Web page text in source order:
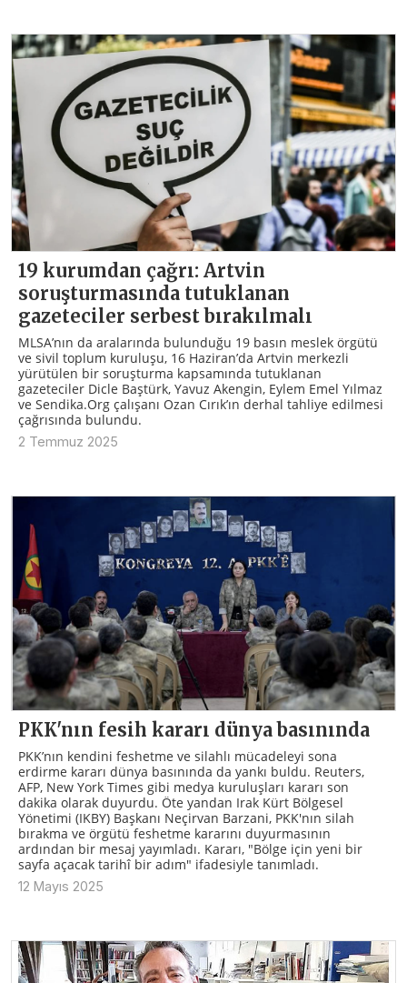
19 kurumdan çağrı: Artvin
soruşturmasında tutuklanan
gazeteciler serbest bırakılmalı
MLSA’nın da aralarında bulunduğu 19 basın meslek örgütü
ve sivil toplum kuruluşu, 16 Haziran’da Artvin merkezli
yürütülen bir soruşturma kapsamında tutuklanan
gazeteciler Dicle Baştürk, Yavuz Akengin, Eylem Emel Yılmaz
ve Sendika.Org çalışanı Ozan Cırık’ın derhal tahliye edilmesi
çağrısında bulundu.
2 Temmuz 2025
PKK'nın fesih kararı dünya basınında
PKK’nın kendini feshetme ve silahlı mücadeleyi sona
erdirme kararı dünya basınında da yankı buldu. Reuters,
AFP, New York Times gibi medya kuruluşları kararı son
dakika olarak duyurdu. Öte yandan Irak Kürt Bölgesel
Yönetimi (IKBY) Başkanı Neçirvan Barzani, PKK'nın silah
bırakma ve örgütü feshetme kararını duyurmasının
ardından bir mesaj yayımladı. Kararı, "Bölge için yeni bir
sayfa açacak tarihî bir adım" ifadesiyle tanımladı.
12 Mayıs 2025